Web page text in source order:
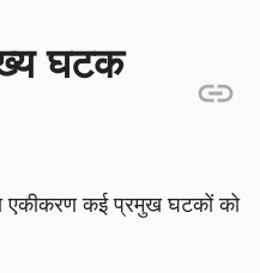
घटक
एकीकरण कई प्रमुख घटकों को